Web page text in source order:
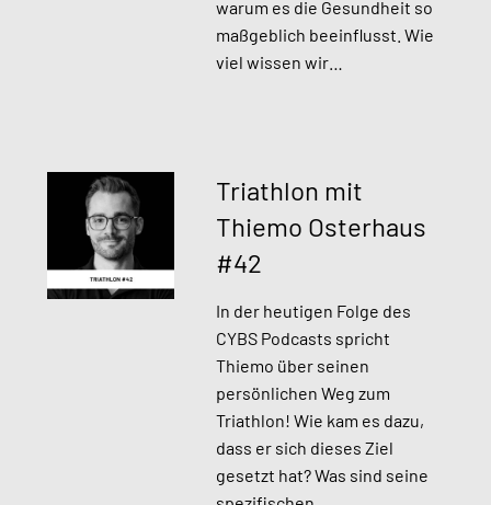
warum es die Gesundheit so
maßgeblich beeinflusst. Wie
viel wissen wir…
Triathlon mit
Thiemo Osterhaus
#42
In der heutigen Folge des
CYBS Podcasts spricht
Thiemo über seinen
persönlichen Weg zum
Triathlon! Wie kam es dazu,
dass er sich dieses Ziel
gesetzt hat? Was sind seine